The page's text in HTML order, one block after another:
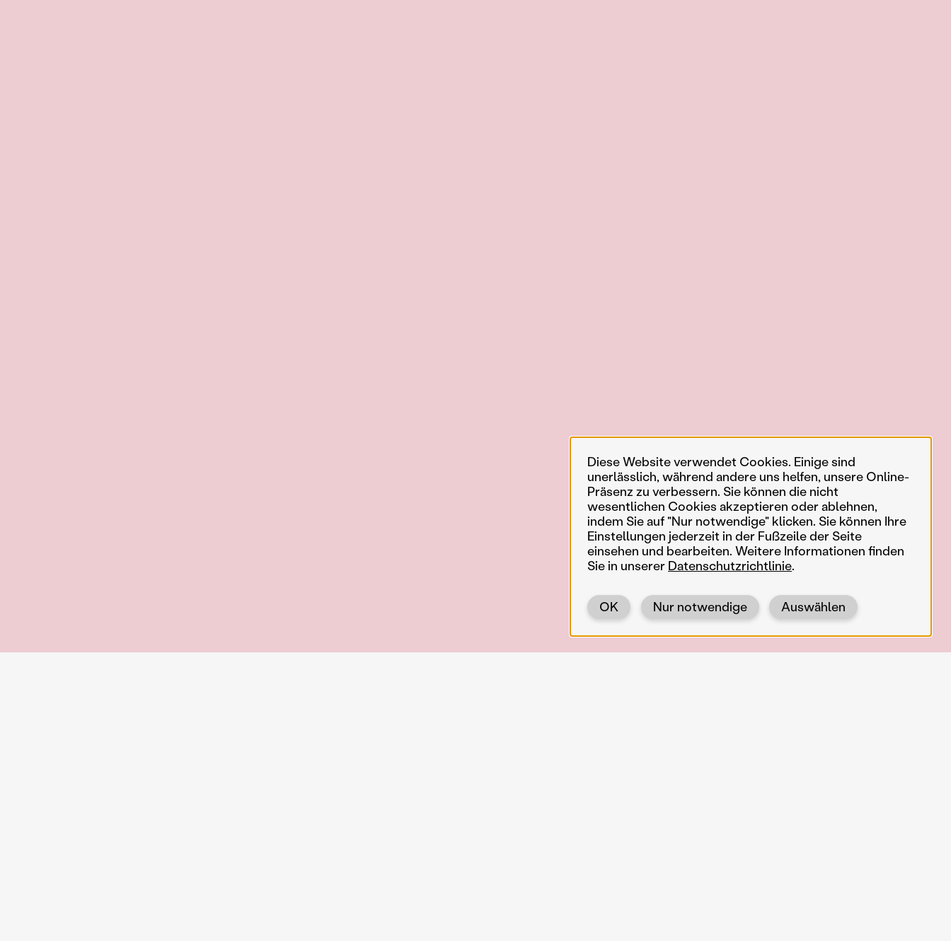
Diese Website verwendet Cookies. Einige sind
unerlässlich, während andere uns helfen, unsere Online-
Präsenz zu verbessern. Sie können die nicht
wesentlichen Cookies akzeptieren oder ablehnen,
indem Sie auf "Nur notwendige" klicken. Sie können Ihre
Einstellungen jederzeit in der Fußzeile der Seite
einsehen und bearbeiten. Weitere Informationen finden
Sie in unserer Datenschutzrichtlinie.
Auswählen
Nur notwendige
OK